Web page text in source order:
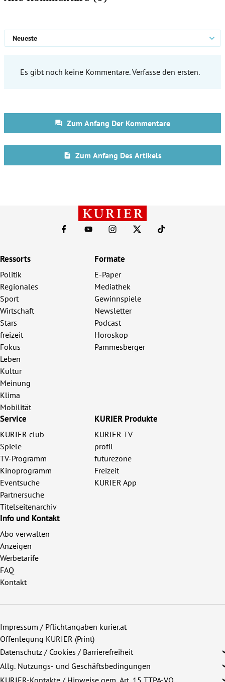
Ressorts
Politik
Regionales
Sport
Wirtschaft
Stars
freizeit
Fokus
Leben
Kultur
Meinung
Klima
Mobilität
Formate
E-Paper
Mediathek
Gewinnspiele
Newsletter
Podcast
Horoskop
Pammesberger
Service
KURIER club
Spiele
TV-Programm
Kinoprogramm
Eventsuche
Partnersuche
Titelseitenarchiv
KURIER Produkte
KURIER TV
profil
futurezone
Freizeit
KURIER App
Info und Kontakt
Abo verwalten
Anzeigen
Werbetarife
FAQ
Kontakt
Impressum / Pflichtangaben kurier.at
Offenlegung KURIER (Print)
Datenschutz / Cookies / Barrierefreiheit
Allg. Nutzungs- und Geschäftsbedingungen